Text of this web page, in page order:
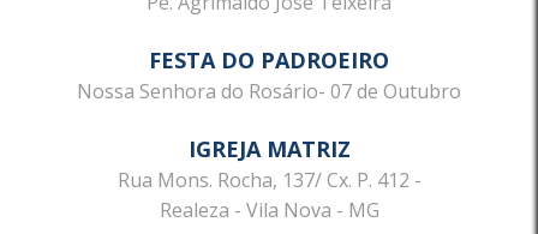
FESTA DO PADROEIRO
Nossa Senhora do Rosário- 07 de Outubro
IGREJA MATRIZ
Rua Mons. Rocha, 137/ Cx. P. 412 -
Realeza - Vila Nova - MG